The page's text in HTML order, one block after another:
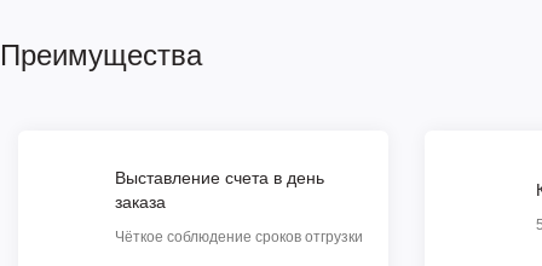
Преимущества
Выставление счета в день
заказа
Чёткое соблюдение сроков отгрузки